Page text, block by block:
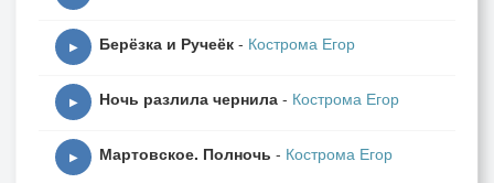
▶ Берёзка и Ручеёк - Кострома Егор
▶ Ночь разлила чернила - Кострома Егор
▶ Мартовское. Полночь - Кострома Егор